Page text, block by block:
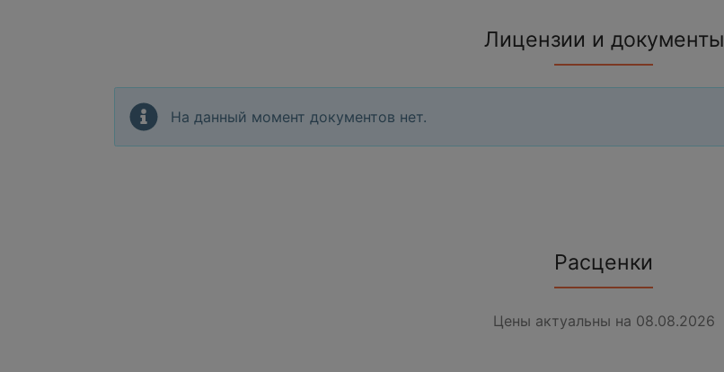
Лицензии и документы
На данный момент документов нет.
Расценки
Цены актуальны на 08.08.2026